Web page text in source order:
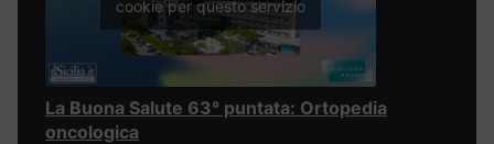
cookie per questo servizio
La Buona Salute 63° puntata: Ortopedia
oncologica